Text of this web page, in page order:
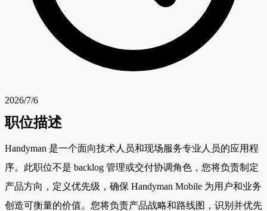
2026/7/6
职位描述
Handyman 是一个面向技术人员和现场服务专业人员的应用程
序。此职位不是 backlog 管理或交付协调角色，您将负责制定
产品方向，定义优先级，确保 Handyman Mobile 为用户和业务
创造可衡量的价值。您将负责产品战略和路线图，识别并优先